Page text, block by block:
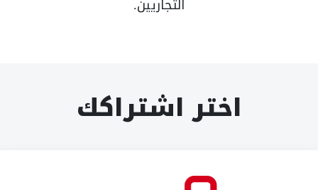
اختر اشتراكك